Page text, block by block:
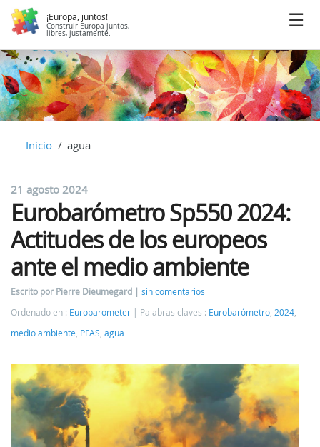
¡Europa, juntos!
Construir Europa juntos,
libres, justamente.
Inicio agua
21 agosto 2024
Eurobarómetro Sp550 2024:
Actitudes de los europeos
ante el medio ambiente
Escrito por Pierre Dieumegard
sin comentarios
Ordenado en : Eurobarometer Palabras claves : Eurobarómetro 2024
medio ambiente PFAS agua